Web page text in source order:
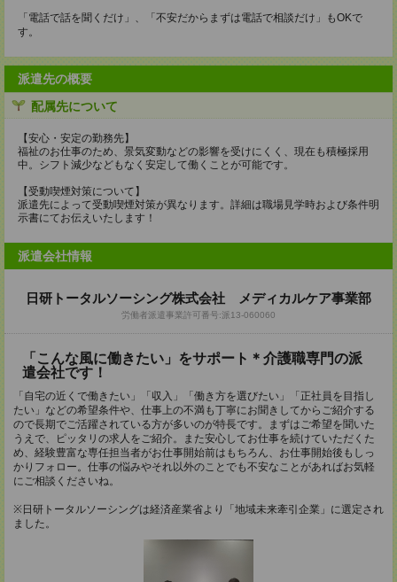
「電話で話を聞くだけ」、「不安だからまずは電話で相談だけ」もOKで
す。
派遣先の概要
配属先について
【安心・安定の勤務先】
福祉のお仕事のため、景気変動などの影響を受けにくく、現在も積極採用
中。シフト減少などもなく安定して働くことが可能です。
【受動喫煙対策について】
派遣先によって受動喫煙対策が異なります。詳細は職場見学時および条件明
示書にてお伝えいたします！
派遣会社情報
日研トータルソーシング株式会社 メディカルケア事業部
労働者派遣事業許可番号:派13-060060
「こんな風に働きたい」をサポート＊介護職専門の派
遣会社です！
「自宅の近くで働きたい」「収入」「働き方を選びたい」「正社員を目指し
たい」などの希望条件や、仕事上の不満も丁寧にお聞きしてからご紹介する
ので長期でご活躍されている方が多いのが特長です。まずはご希望を聞いた
うえで、ピッタリの求人をご紹介。また安心してお仕事を続けていただくた
め、経験豊富な専任担当者がお仕事開始前はもちろん、お仕事開始後もしっ
かりフォロー。仕事の悩みやそれ以外のことでも不安なことがあればお気軽
にご相談くださいね。
※日研トータルソーシングは経済産業省より「地域未来牽引企業」に選定され
ました。